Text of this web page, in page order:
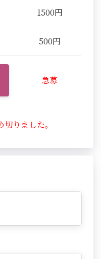
1500円
500円
急募
りました。